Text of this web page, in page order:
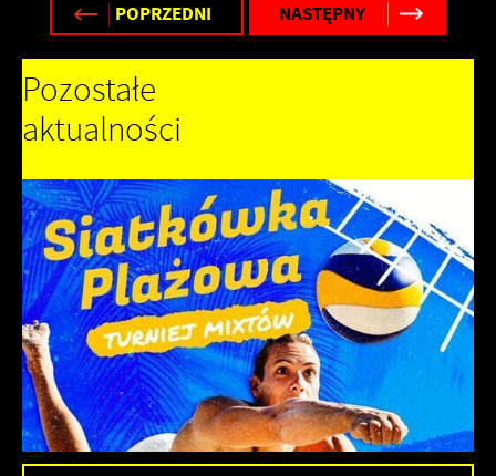
POPRZEDNI
NASTĘPNY
Pozostałe
aktualności